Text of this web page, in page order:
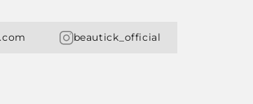
beautick_official